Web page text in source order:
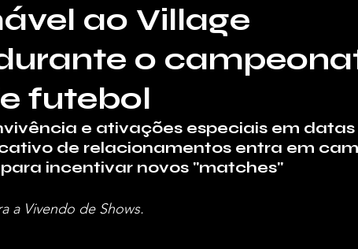
ao Village
o
futebol
e ativações especiais em datas
de relacionamentos entra em
incentivar novos "matches"
a Vivendo de Shows.